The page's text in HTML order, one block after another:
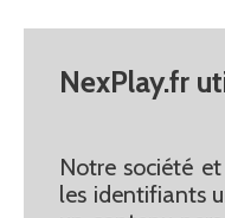
NexPlay.fr
Notre société
les identifiants